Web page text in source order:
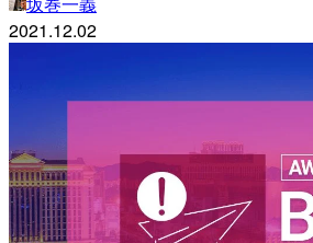
2021.12.02